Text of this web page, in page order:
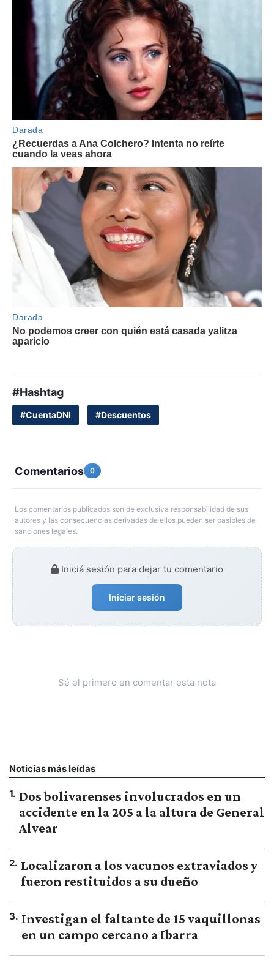
#Hashtag
#CuentaDNI #Descuentos
Comentarios 0
Los comentarios publicados son de exclusiva responsabilidad de sus
autores y las consecuencias derivadas de ellos pueden ser pasibles de
sanciones legales.
Iniciá sesión para dejar tu comentario
Iniciar sesión
Sé el primero en comentar esta nota
Noticias más leídas
1. Dos bolivarenses involucrados en un
accidente en la 205 a la altura de General
Alvear
2. Localizaron a los vacunos extraviados y
fueron restituidos a su dueño
3. Investigan el faltante de 15 vaquillonas
en un campo cercano a Ibarra